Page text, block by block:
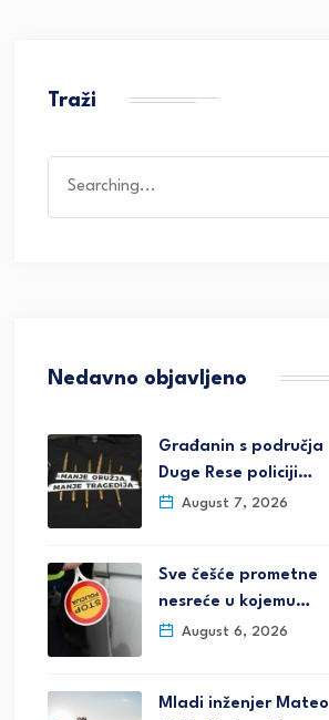
Traži
for:
Nedavno objavljeno
Građanin s područja
Duge Rese policiji…
August 7, 2026
Sve češće prometne
nesreće u kojemu…
August 6, 2026
Mladi inženjer Mateo